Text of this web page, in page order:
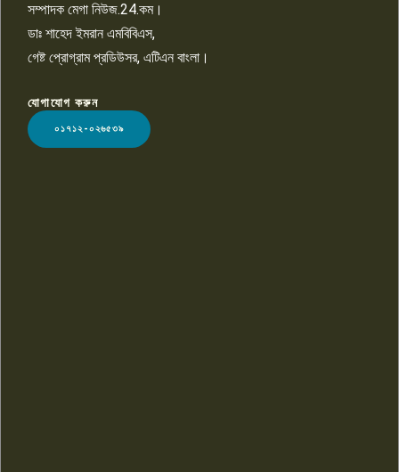
LOGO
সম্পাদক মেগা নিউজ.24.কম।
ডাঃ শাহেদ ইমরান এমবিবিএস,
গেষ্ট প্রোগ্রাম প্রডিউসর, এটিএন বাংলা।
যোগাযোগ করুন
০১৭১২-০২৬৫৩৯